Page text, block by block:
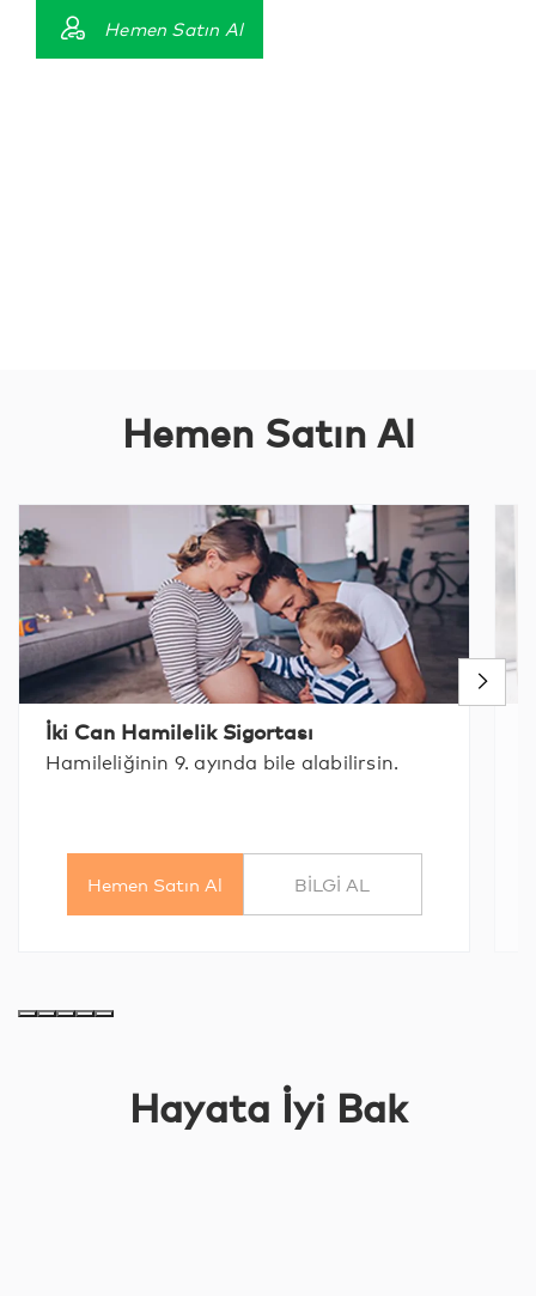
Hemen Satın Al
Hemen Satın Al
İki Can Hamilelik Sigortası
Hamileliğinin 9. ayında bile alabilirsin.
Hemen Satın Al BİLGİ AL
Hayata İyi Bak